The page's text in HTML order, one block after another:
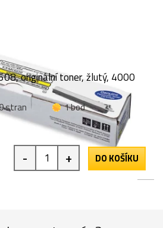
originální toner, žlutý, 4000
stran
1 bod
- + DO KOŠÍKU